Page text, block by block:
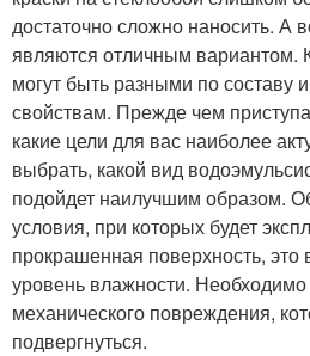
достаточно сложно наносить. А
являются отличным вариантом.
могут быть разными по составу
свойствам. Прежде чем
какие цели для вас наиболее
выбрать, какой вид
подойдет наилучшим образом.
условия, при которых будет
прокрашенная поверхность,
уровень влажности.
механического повреждения,
подвергнуться.